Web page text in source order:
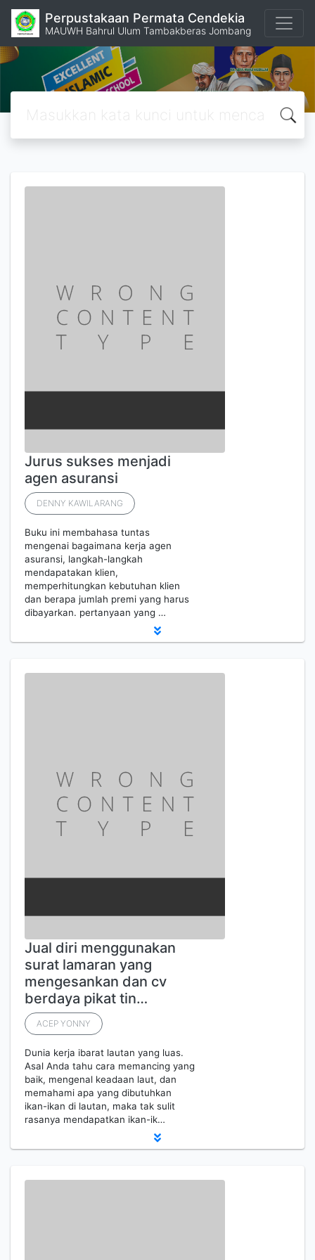
Perpustakaan Permata Cendekia
MAUWH Bahrul Ulum Tambakberas Jombang
Jurus sukses menjadi
agen asuransi
DENNY KAWILARANG
Buku ini membahasa tuntas
mengenai bagaimana kerja agen
asuransi, langkah-langkah
mendapatakan klien,
memperhitungkan kebutuhan klien
dan berapa jumlah premi yang harus
dibayarkan. pertanyaan yang …
Jual diri menggunakan
surat lamaran yang
mengesankan dan cv
berdaya pikat tin…
ACEP YONNY
Dunia kerja ibarat lautan yang luas.
Asal Anda tahu cara memancing yang
baik, mengenal keadaan laut, dan
memahami apa yang dibutuhkan
ikan-ikan di lautan, maka tak sulit
rasanya mendapatkan ikan-ik…